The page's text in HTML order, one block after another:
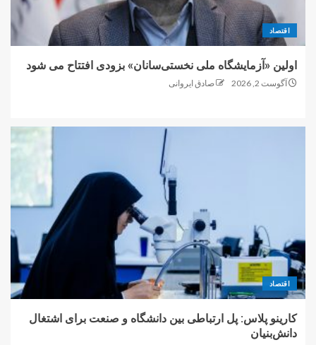
اقتصاد
اولین «آزمایشگاه ملی نخستی‌سانان» بزودی افتتاح می شود
آگوست 2, 2026 صادق ایروانی
اقتصاد
کارینو پلاس: پل ارتباطی بین دانشگاه و صنعت برای اشتغال
دانش‌بنیان